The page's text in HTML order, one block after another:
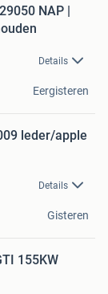
NAP |
Details
Eergisteren
leder/apple
Details
Gisteren
155KW